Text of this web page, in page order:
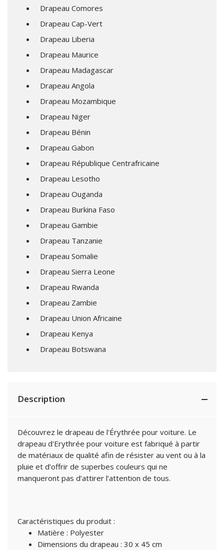
Drapeau Comores
Drapeau Cap-Vert
Drapeau Liberia
Drapeau Maurice
Drapeau Madagascar
Drapeau Angola
Drapeau Mozambique
Drapeau Niger
Drapeau Bénin
Drapeau Gabon
Drapeau République Centrafricaine
Drapeau Lesotho
Drapeau Ouganda
Drapeau Burkina Faso
Drapeau Gambie
Drapeau Tanzanie
Drapeau Somalie
Drapeau Sierra Leone
Drapeau Rwanda
Drapeau Zambie
Drapeau Union Africaine
Drapeau Kenya
Drapeau Botswana
Description
Découvrez le drapeau de l'Érythrée pour voiture. Le
drapeau d'Erythrée pour voiture est fabriqué à partir
de matériaux de qualité afin de résister au vent ou à la
pluie et d’offrir de superbes couleurs qui ne
manqueront pas d’attirer l’attention de tous.
Caractéristiques du produit :
Matière : Polyester
Dimensions du drapeau : 30 x 45 cm